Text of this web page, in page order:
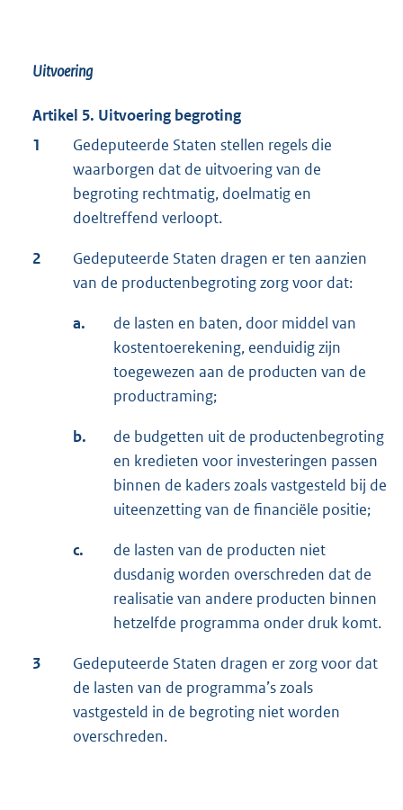
Uitvoering
Artikel 5. Uitvoering begroting
1
Gedeputeerde Staten stellen regels die
waarborgen dat de uitvoering van de
begroting rechtmatig, doelmatig en
doeltreffend verloopt.
2
Gedeputeerde Staten dragen er ten aanzien
van de productenbegroting zorg voor dat:
a.
de lasten en baten, door middel van
kostentoerekening, eenduidig zijn
toegewezen aan de producten van de
productraming;
b.
de budgetten uit de productenbegroting
en kredieten voor investeringen passen
binnen de kaders zoals vastgesteld bij de
uiteenzetting van de financiële positie;
c.
de lasten van de producten niet
dusdanig worden overschreden dat de
realisatie van andere producten binnen
hetzelfde programma onder druk komt.
3
Gedeputeerde Staten dragen er zorg voor dat
de lasten van de programma’s zoals
vastgesteld in de begroting niet worden
overschreden.